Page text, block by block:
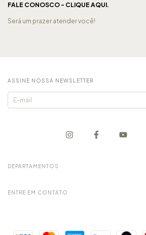
FALE CONOSCO - CLIQUE AQUI.
Será um prazer atender você!
ASSINE NOSSA NEWSLETTER
DEPARTAMENTOS
ENTRE EM CONTATO